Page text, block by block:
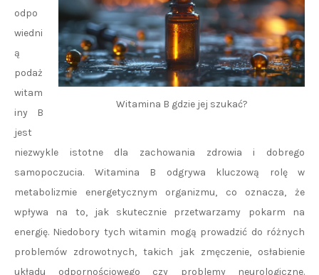
Witamina B gdzie jej szukać?
odpo
wiedni
ą
podaż
witam
iny B
jest
niezwykle istotne dla zachowania zdrowia i dobrego
samopoczucia. Witamina B odgrywa kluczową rolę w
metabolizmie energetycznym organizmu, co oznacza, że
wpływa na to, jak skutecznie przetwarzamy pokarm na
energię. Niedobory tych witamin mogą prowadzić do różnych
problemów zdrowotnych, takich jak zmęczenie, osłabienie
układu odpornościowego czy problemy neurologiczne.